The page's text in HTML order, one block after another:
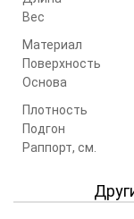
Вес
Материал
Поверхность
Основа
Плотность
Подгон
Раппорт, см.